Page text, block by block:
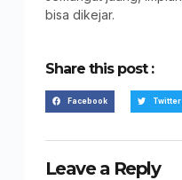
bisa dikejar.
Share this post :
Facebook Twitter
Leave a Reply